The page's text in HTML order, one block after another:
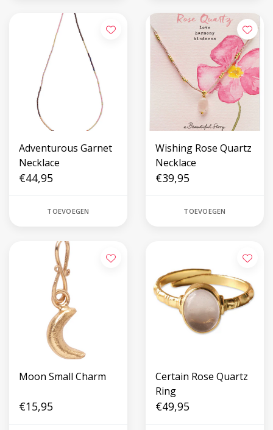
Adventurous Garnet
Necklace
€44,95
TOEVOEGEN
Wishing Rose Quartz
Necklace
€39,95
TOEVOEGEN
Moon Small Charm
€15,95
Certain Rose Quartz
Ring
€49,95